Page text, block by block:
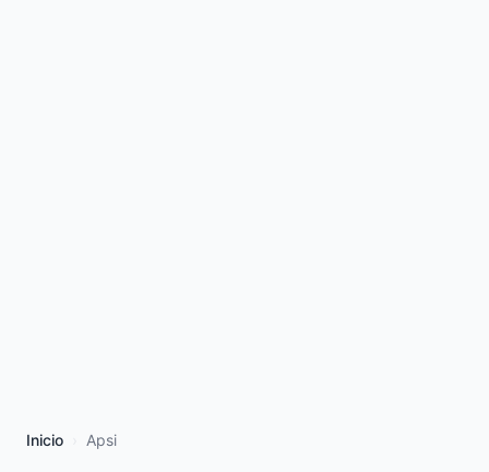
Inicio Apsi